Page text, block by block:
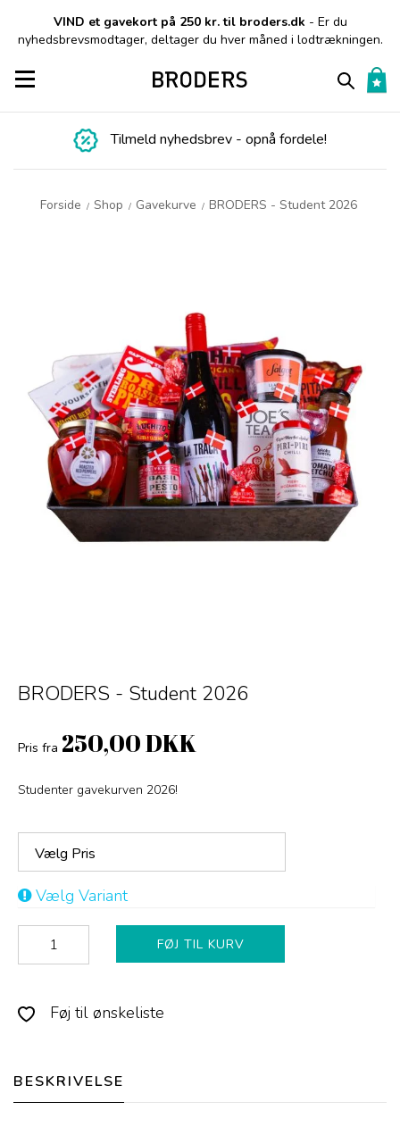
VIND et gavekort på 250 kr. til broders.dk - Er du
nyhedsbrevsmodtager, deltager du hver måned i lodtrækningen.
Toggle navigation
Tilmeld nyhedsbrev - opnå fordele!
Forside / Shop / Gavekurve / BRODERS - Student 2026
BRODERS - Student 2026
Pris fra 250,00 DKK
Studenter gavekurven 2026!
Vælg Pris
Vælg Variant
FØJ TIL KURV
Føj til ønskeliste
BESKRIVELSE